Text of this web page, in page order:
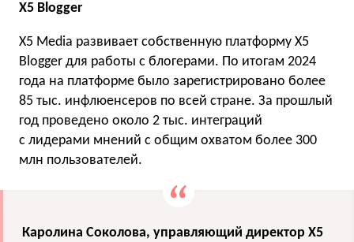
Х5 Blogger
X5 Media развивает собственную платформу Х5
Blogger для работы с блогерами. По итогам 2024
года на платформе было зарегистрировано более
85 тыс. инфлюенсеров по всей стране. За прошлый
год проведено около 2 тыс. интеграций
с лидерами мнений с общим охватом более 300
млн пользователей.
Каролина Соколова, управляющий директор Х5